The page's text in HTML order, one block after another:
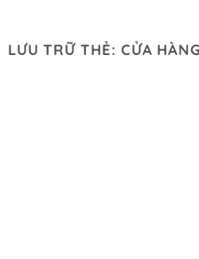
LƯU TRỮ THẺ: CỬA